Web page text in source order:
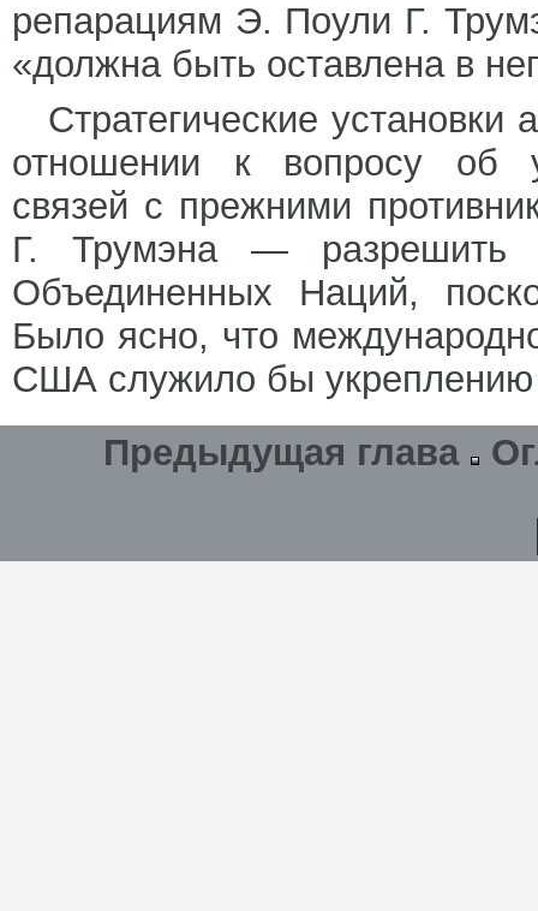
репарациям Э. Поули Г.
«должна быть оставлена в
Стратегические
отношении к вопросу об
связей с прежними
Г. Трумэна — разрешить
Объединенных Наций,
Было ясно, что
США служило бы укреплению
Предыдущая глава